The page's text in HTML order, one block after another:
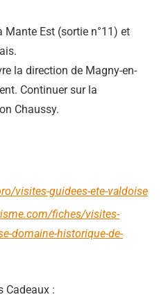
Mante Est (sortie n°11) et
la direction de Magny-en-
. Continuer sur la
Chaussy.
visites-guidees-ete-valdoise
fiches/visites-
domaine-historique-de-
Cadeaux :